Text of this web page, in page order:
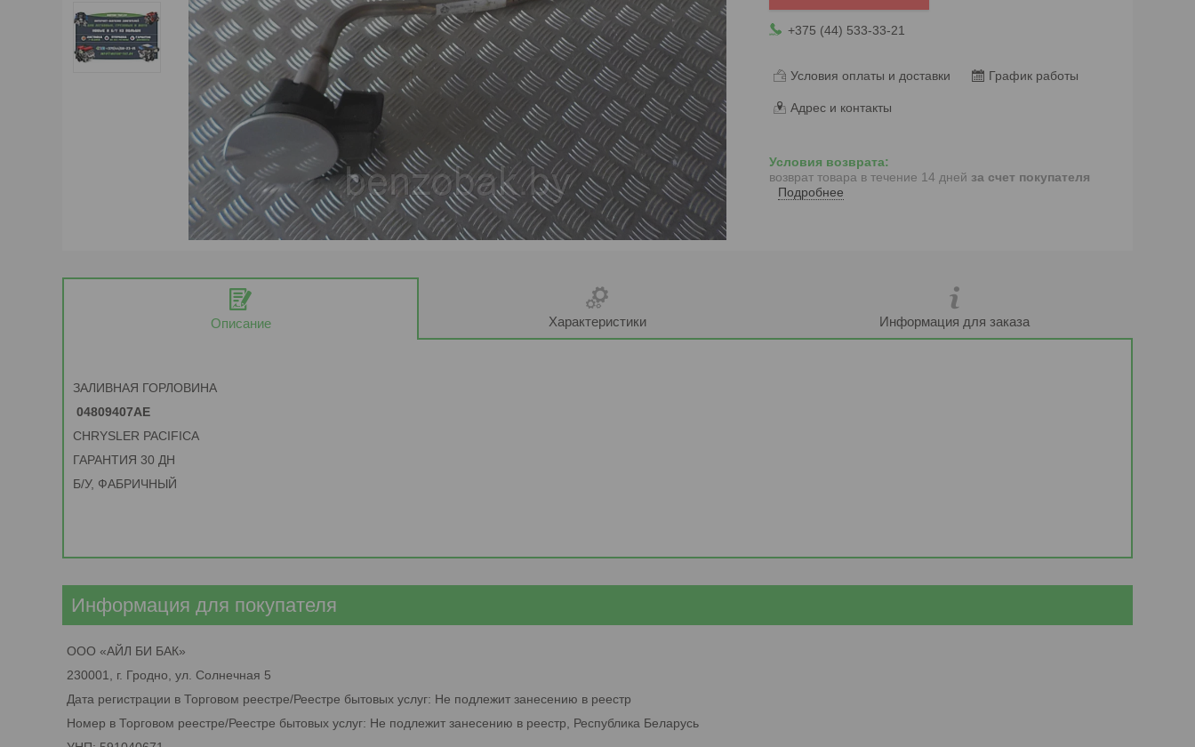
+375 (44) 533-33-21
Условия оплаты и доставки График работы
Адрес и контакты
возврат товара в течение 14 дней за счет покупателя
Подробнее
Описание Характеристики Информация для заказа
ЗАЛИВНАЯ ГОРЛОВИНА
04809407AE
CHRYSLER PACIFICA
ГАРАНТИЯ 30 ДН
Б/У, ФАБРИЧНЫЙ
Информация для покупателя
ООО «АЙЛ БИ БАК»
230001, г. Гродно, ул. Солнечная 5
Дата регистрации в Торговом реестре/Реестре бытовых услуг: Не подлежит занесению в реестр
Номер в Торговом реестре/Реестре бытовых услуг: Не подлежит занесению в реестр, Республика Беларусь